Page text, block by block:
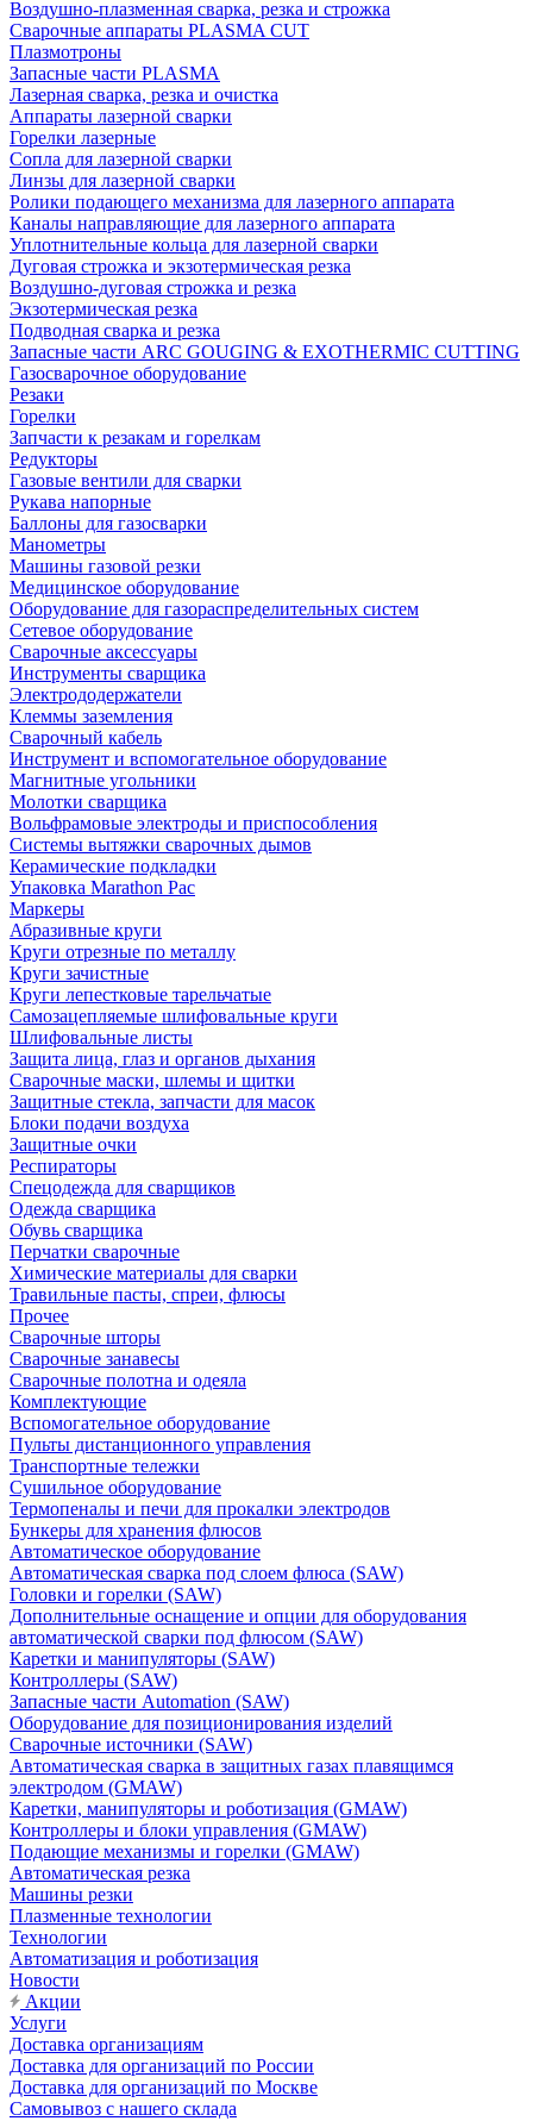
Воздушно-плазменная сварка, резка и строжка
Сварочные аппараты PLASMA CUT
Плазмотроны
Запасные части PLASMA
Лазерная сварка, резка и очистка
Аппараты лазерной сварки
Горелки лазерные
Сопла для лазерной сварки
Линзы для лазерной сварки
Ролики подающего механизма для лазерного аппарата
Каналы направляющие для лазерного аппарата
Уплотнительные кольца для лазерной сварки
Дуговая строжка и экзотермическая резка
Воздушно-дуговая строжка и резка
Экзотермическая резка
Подводная сварка и резка
Запасные части ARC GOUGING & EXOTHERMIC CUTTING
Газосварочное оборудование
Резаки
Горелки
Запчасти к резакам и горелкам
Редукторы
Газовые вентили для сварки
Рукава напорные
Баллоны для газосварки
Манометры
Машины газовой резки
Медицинское оборудование
Оборудование для газораспределительных систем
Сетевое оборудование
Сварочные аксессуары
Инструменты сварщика
Электрододержатели
Клеммы заземления
Сварочный кабель
Инструмент и вспомогательное оборудование
Магнитные угольники
Молотки сварщика
Вольфрамовые электроды и приспособления
Системы вытяжки сварочных дымов
Керамические подкладки
Упаковка Marathon Pac
Маркеры
Абразивные круги
Круги отрезные по металлу
Круги зачистные
Круги лепестковые тарельчатые
Самозацепляемые шлифовальные круги
Шлифовальные листы
Защита лица, глаз и органов дыхания
Сварочные маски, шлемы и щитки
Защитные стекла, запчасти для масок
Блоки подачи воздуха
Защитные очки
Респираторы
Спецодежда для сварщиков
Одежда сварщика
Обувь сварщика
Перчатки сварочные
Химические материалы для сварки
Травильные пасты, спреи, флюсы
Прочее
Сварочные шторы
Сварочные занавесы
Сварочные полотна и одеяла
Комплектующие
Вспомогательное оборудование
Пульты дистанционного управления
Транспортные тележки
Сушильное оборудование
Термопеналы и печи для прокалки электродов
Бункеры для хранения флюсов
Автоматическое оборудование
Автоматическая сварка под слоем флюса (SAW)
Головки и горелки (SAW)
Дополнительные оснащение и опции для оборудования
автоматической сварки под флюсом (SAW)
Каретки и манипуляторы (SAW)
Контроллеры (SAW)
Запасные части Automation (SAW)
Оборудование для позиционирования изделий
Сварочные источники (SAW)
Автоматическая сварка в защитных газах плавящимся
электродом (GMAW)
Каретки, манипуляторы и роботизация (GMAW)
Контроллеры и блоки управления (GMAW)
Подающие механизмы и горелки (GMAW)
Автоматическая резка
Машины резки
Плазменные технологии
Технологии
Автоматизация и роботизация
Новости
Акции
Услуги
Доставка организациям
Доставка для организаций по России
Доставка для организаций по Москве
Самовывоз с нашего склада